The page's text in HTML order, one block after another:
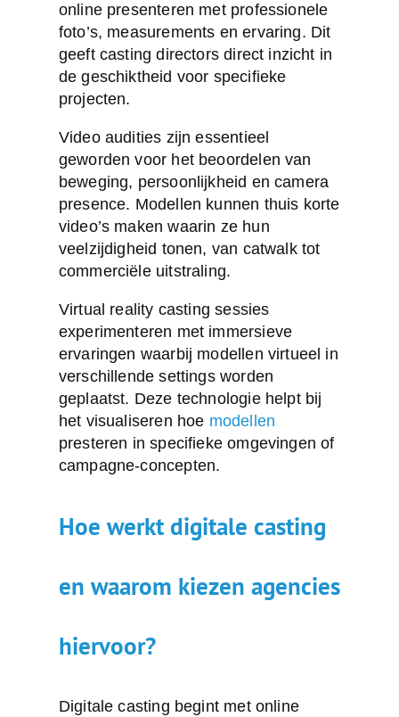
online presenteren met professionele
foto’s, measurements en ervaring. Dit
geeft casting directors direct inzicht in
de geschiktheid voor specifieke
projecten.
Video audities zijn essentieel
geworden voor het beoordelen van
beweging, persoonlijkheid en camera
presence. Modellen kunnen thuis korte
video’s maken waarin ze hun
veelzijdigheid tonen, van catwalk tot
commerciële uitstraling.
Virtual reality casting sessies
experimenteren met immersieve
ervaringen waarbij modellen virtueel in
verschillende settings worden
geplaatst. Deze technologie helpt bij
het visualiseren hoe modellen
presteren in specifieke omgevingen of
campagne-concepten.
Hoe werkt digitale casting
en waarom kiezen agencies
hiervoor?
Digitale casting begint met online